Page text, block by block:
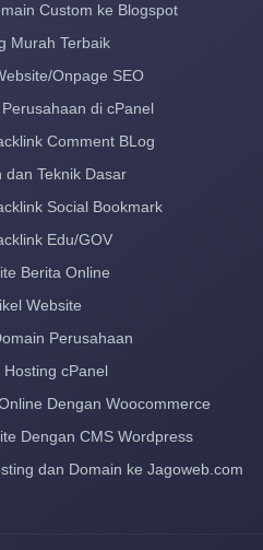
Custom ke Blogspot
Murah Terbaik
Onpage SEO
di cPanel
Comment BLog
dan Teknik Dasar
Social Bookmark
Edu/GOV
Berita Online
Website
Perusahaan
cPanel
Dengan Woocommerce
Dengan CMS Wordpress
dan Domain ke Jagoweb.com